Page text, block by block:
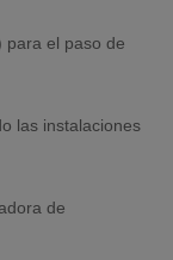
para el paso de
las instalaciones
de